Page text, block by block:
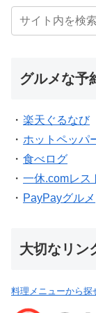
グルメな予
・ 楽天ぐるなび
・ ホットペッパ
・ 食べログ
・ 一休.comレス
・ PayPayグルメ
大切なリン
料理メニューから探